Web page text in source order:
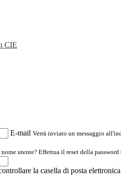
CIE
E-mail Verrà inviato un messaggio
utente? Effettua il reset della
la casella di posta